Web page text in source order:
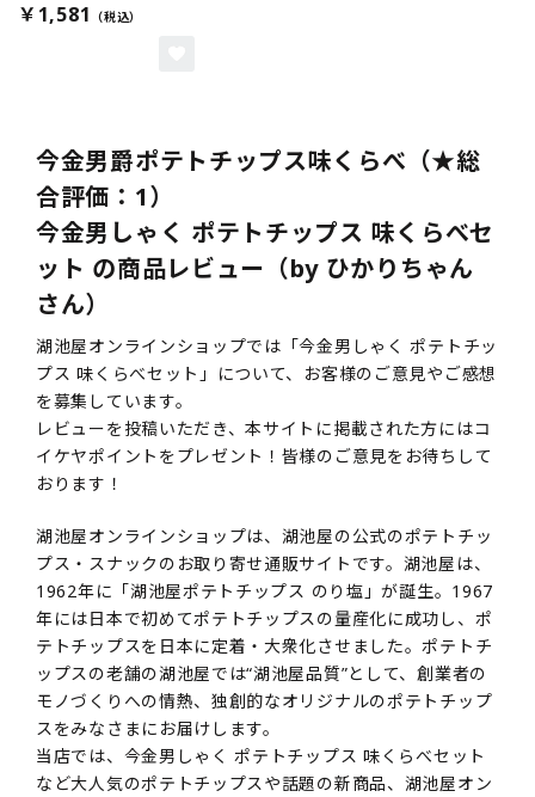
￥1,581
今金男爵ポテトチップス味くらべ（★総
合評価：1）
今金男しゃく ポテトチップス 味くらべセ
ット の商品レビュー（by ひかりちゃん
さん）
湖池屋オンラインショップでは「今金男しゃく ポテトチッ
プス 味くらべセット」について、お客様のご意見やご感想
を募集しています。
レビューを投稿いただき、本サイトに掲載された方にはコ
イケヤポイントをプレゼント！皆様のご意見をお待ちして
おります！
湖池屋オンラインショップは、湖池屋の公式のポテトチッ
プス・スナックのお取り寄せ通販サイトです。湖池屋は、
1962年に「湖池屋ポテトチップス のり塩」が誕生。1967
年には日本で初めてポテトチップスの量産化に成功し、ポ
テトチップスを日本に定着・大衆化させました。ポテトチ
ップスの老舗の湖池屋では“湖池屋品質”として、創業者の
モノづくりへの情熱、独創的なオリジナルのポテトチップ
スをみなさまにお届けします。
当店では、今金男しゃく ポテトチップス 味くらべセット
など大人気のポテトチップスや話題の新商品、湖池屋オン